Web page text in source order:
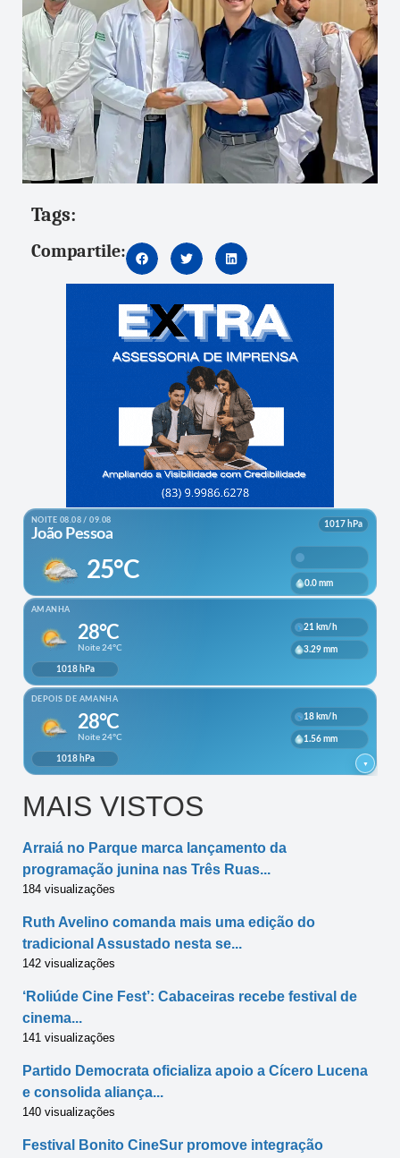
Tags:
Compartile:
MAIS VISTOS
Arraiá no Parque marca lançamento da
programação junina nas Três Ruas...
184 visualizações
Ruth Avelino comanda mais uma edição do
tradicional Assustado nesta se...
142 visualizações
‘Roliúde Cine Fest’: Cabaceiras recebe festival de
cinema...
141 visualizações
Partido Democrata oficializa apoio a Cícero Lucena
e consolida aliança...
140 visualizações
Festival Bonito CineSur promove integração